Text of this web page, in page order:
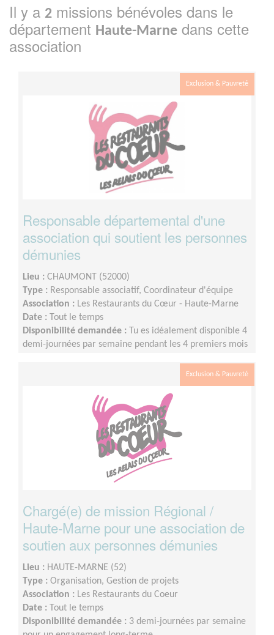
Il y a 2 missions bénévoles dans le
département Haute-Marne dans cette
association
Exclusion & Pauvreté
Responsable départemental d'une
association qui soutient les personnes
démunies
Lieu : CHAUMONT (52000)
Type : Responsable associatif, Coordinateur d'équipe
Association : Les Restaurants du Cœur - Haute-Marne
Date : Tout le temps
Disponibilité demandée : Tu es idéalement disponible 4
demi-journées par semaine pendant les 4 premiers mois
Exclusion & Pauvreté
Chargé(e) de mission Régional /
Haute-Marne pour une association de
soutien aux personnes démunies
Lieu : HAUTE-MARNE (52)
Type : Organisation, Gestion de projets
Association : Les Restaurants du Coeur
Date : Tout le temps
Disponibilité demandée : 3 demi-journées par semaine